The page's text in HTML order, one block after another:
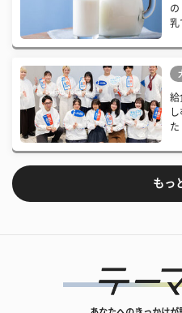
乳
給
た
もっ